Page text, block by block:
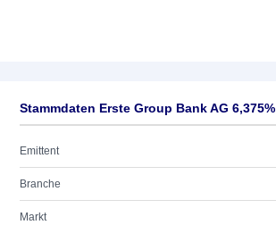
Stammdaten Erste Group Bank AG 6,375%
Emittent
Branche
Markt